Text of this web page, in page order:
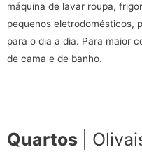
máquina de lavar roupa,
pequenos eletrodomésticos,
para o dia a dia. Para maior
de cama e de banho.
Quartos |